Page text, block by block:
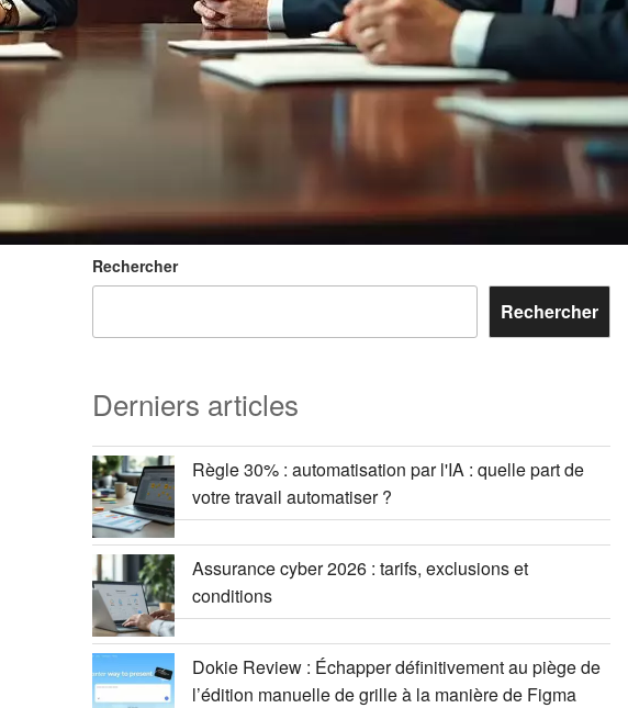
Rechercher
Rechercher
Derniers articles
Règle 30% : automatisation par l'IA : quelle part de
votre travail automatiser ?
Assurance cyber 2026 : tarifs, exclusions et
conditions
Dokie Review : Échapper définitivement au piège de
l’édition manuelle de grille à la manière de Figma